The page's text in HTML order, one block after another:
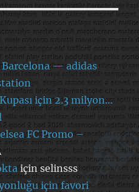
— adidas
için 2.3 milyon…
FC Promo –
içinselinsss
için favori